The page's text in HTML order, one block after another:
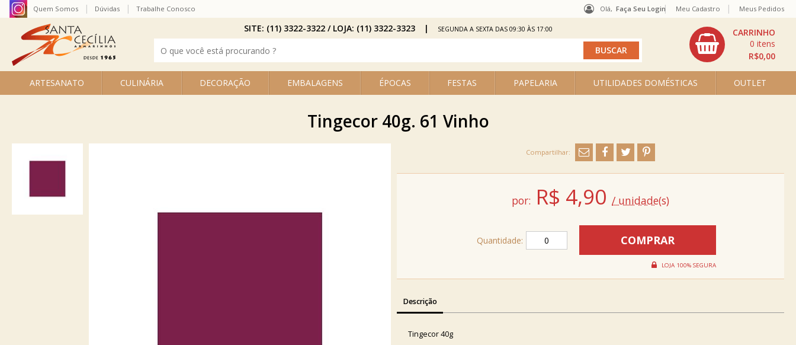
Olá, Faça Seu Login
ARTESANATO CULINÁRIA DECORAÇÃO EMBALAGENS ÉPOCAS FESTAS PAPELARIA UTILIDADES DOMÉSTICAS OUTLET
R$0,00
0
Quem Somos Dúvidas Trabalhe Conosco Meu Cadastro Meus Pedidos
SITE: (11) 3322-3322 / LOJA: (11) 3322-3323 SEGUNDA A SEXTA DAS 09:30 ÀS 17:00
Tingecor 40g. 61 Vinho
por: R$ 4,90 / unidade(s)
Quantidade:
Descrição
Tingecor 40g